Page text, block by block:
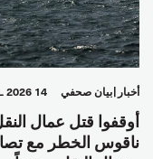
أخبار بيان صحفي 14 JUL 2026
أوقفوا قتل عمال
ناقوس الخطر مع